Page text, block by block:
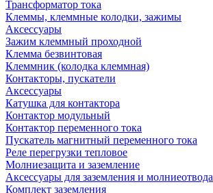
Трансформатор тока
Клеммы, клеммные колодки, зажимы
Аксессуары
Зажим клеммный проходной
Клемма безвинтовая
Клеммник (колодка клеммная)
Контакторы, пускатели
Аксессуары
Катушка для контактора
Контактор модульный
Контактор переменного тока
Пускатель магнитный переменного тока
Реле перегрузки тепловое
Молниезащита и заземление
Аксессуары для заземления и молниеотвода
Комплект заземления